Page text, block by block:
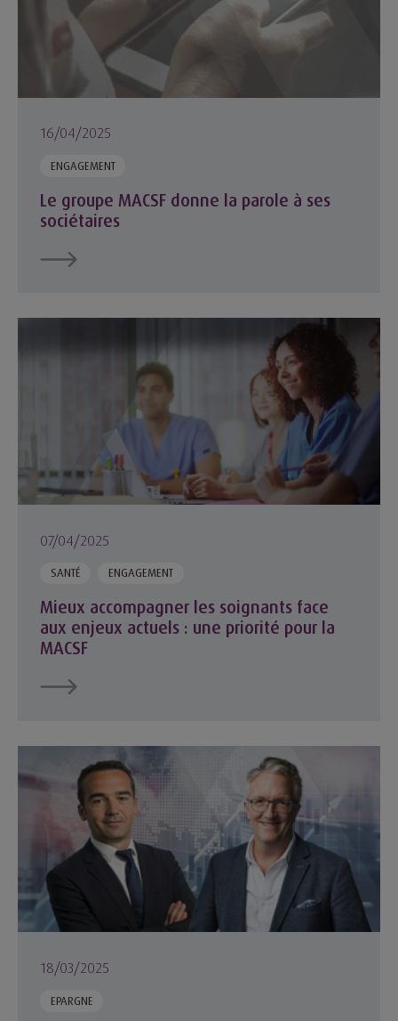
16/04/2025
ENGAGEMENT
Le groupe MACSF donne la parole à ses
sociétaires
Mieux accompagner les soignants face aux enjeux actuels :
07/04/2025
SANTÉ ENGAGEMENT
Mieux accompagner les soignants face
aux enjeux actuels : une priorité pour la
MACSF
Épargne : l’innovation au service de la performance
18/03/2025
EPARGNE